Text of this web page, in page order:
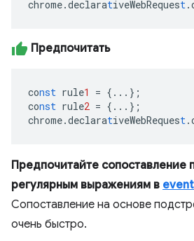
chrome.declarativeWebRequest
Предпочитать
const rule1 = { ... } ;
const rule2 = { ... } ;
chrome.declarativeWebRequest
Предпочитайте сопоставление
регулярным выражениям в
Сопоставление на основе
очень быстро.